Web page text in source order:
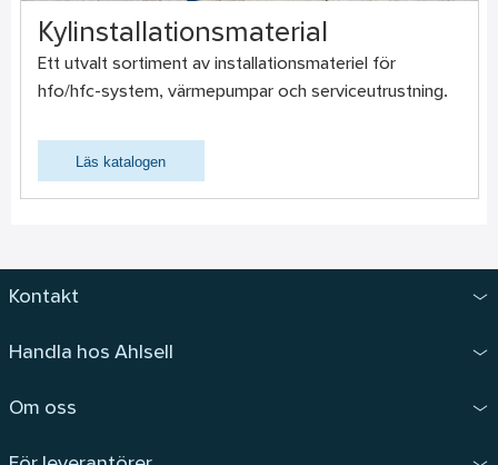
Kylinstallationsmaterial
Ett utvalt sortiment av installationsmateriel för
hfo/hfc-system, värmepumpar och serviceutrustning.
Läs katalogen
Kontakt
Handla hos Ahlsell
Om oss